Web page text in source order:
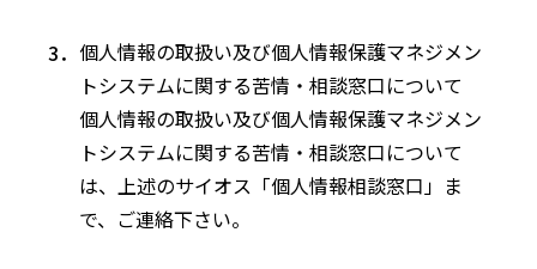
個人情報の取扱い及び個人情報保護マネジメン
トシステムに関する苦情・相談窓口について
個人情報の取扱い及び個人情報保護マネジメン
トシステムに関する苦情・相談窓口について
は、上述のサイオス「個人情報相談窓口」ま
で、ご連絡下さい。